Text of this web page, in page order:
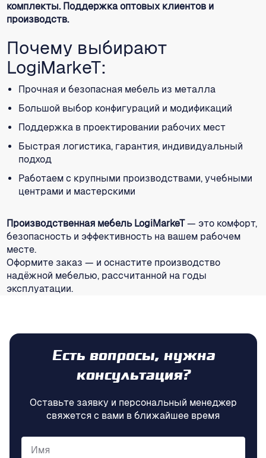
комплекты. Поддержка оптовых клиентов и
производств.
Почему выбирают
LogiMarkeT:
Прочная и безопасная мебель из металла
Большой выбор конфигураций и модификаций
Поддержка в проектировании рабочих мест
Быстрая логистика, гарантия, индивидуальный
подход
Работаем с крупными производствами, учебными
центрами и мастерскими
Производственная мебель LogiMarkeT— это комфорт,
безопасность и эффективность на вашем рабочем
месте.
Оформите заказ — и оснастите производство
надёжной мебелью, рассчитанной на годы
эксплуатации.
Есть вопросы, нужна
консультация?
Оставьте заявку и персональный менеджер
свяжется с вами в ближайшее время
Имя